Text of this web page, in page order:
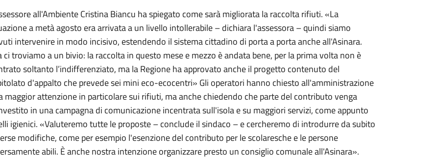
all'Ambiente Cristina Biancu ha spiegato come sarà migliorata la raccolta rifiuti. «La
a metà agosto era arrivata a un livello intollerabile – dichiara l'assessora – quindi siamo
intervenire in modo incisivo, estendendo il sistema cittadino di porta a porta anche all'Asinara.
ci troviamo a un bivio: la raccolta in questo mese e mezzo è andata bene, per la prima volta non è
soltanto l’indifferenziato, ma la Regione ha approvato anche il progetto contenuto del
d'appalto che prevede sei mini eco-ecocentri» Gli operatori hanno chiesto all'amministrazione
maggior attenzione in particolare sui rifiuti, ma anche chiedendo che parte del contributo venga
in una campagna di comunicazione incentrata sull'isola e su maggiori servizi, come appunto
igienici. «Valuteremo tutte le proposte – conclude il sindaco – e cercheremo di introdurre da subito
modifiche, come per esempio l'esenzione del contributo per le scolaresche e le persone
abili. È anche nostra intenzione organizzare presto un consiglio comunale all'Asinara».